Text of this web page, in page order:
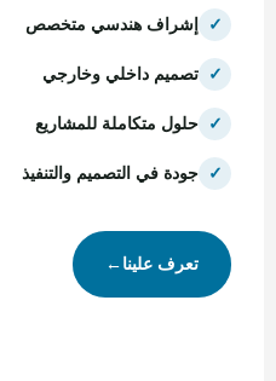
✓ إشراف هندسي متخصص
✓ تصميم داخلي وخارجي
✓ حلول متكاملة للمشاريع
✓ جودة في التصميم والتنفيذ
تعرف علينا←